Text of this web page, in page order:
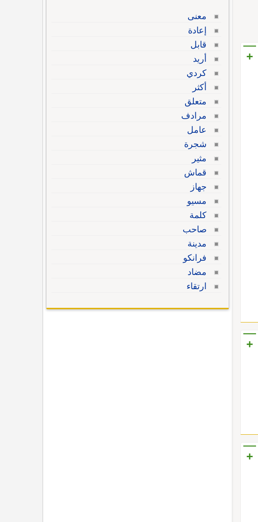
+
+
+
معنى
إعادة
قابل
أريد
كردي
أكثر
متعلق
مرادف
عامل
شجرة
مثير
قماش
جهاز
مسيو
كلمة
صاحب
مدينة
فرانكو
مضاد
ارتقاء